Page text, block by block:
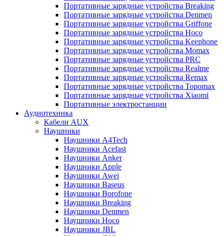
Портативные зарядные устройства Breaking
Портативные зарядные устройства Denmen
Портативные зарядные устройства Griffone
Портативные зарядные устройства Hoco
Портативные зарядные устройства Keephone
Портативные зарядные устройства Momax
Портативные зарядные устройства PRC
Портативные зарядные устройства Realme
Портативные зарядные устройства Remax
Портативные зарядные устройства Topomax
Портативные зарядные устройства Xiaomi
Портативные электростанции
Аудиотехника
Кабели AUX
Наушники
Наушники A4Tech
Наушники Acefast
Наушники Anker
Наушники Apple
Наушники Awei
Наушники Baseus
Наушники Borofone
Наушники Breaking
Наушники Denmen
Наушники Hoco
Наушники JBL